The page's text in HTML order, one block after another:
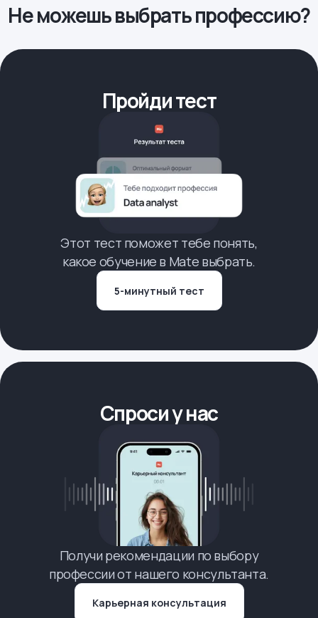
Не можешь выбрать профессию?
Пройди тест
Этот тест поможет тебе понять,
какое обучение в Mate выбрать.
5-минутный тест
Спроси у нас
Получи рекомендации по выбору
профессии от нашего консультанта.
Карьерная консультация